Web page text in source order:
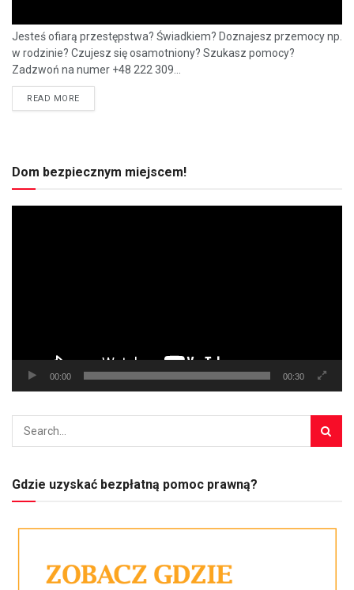
Jesteś ofiarą przestępstwa? Świadkiem? Doznajesz przemocy np.
w rodzinie? Czujesz się osamotniony? Szukasz pomocy?
Zadzwoń na numer +48 222 309...
READ MORE
Dom bezpiecznym miejscem!
00:00 00:30
Gdzie uzyskać bezpłatną pomoc prawną?